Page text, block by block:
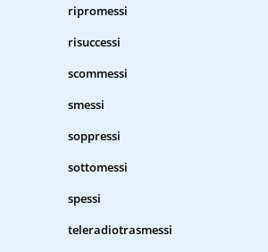
ripromessi
risuccessi
scommessi
smessi
soppressi
sottomessi
spessi
teleradiotrasmessi